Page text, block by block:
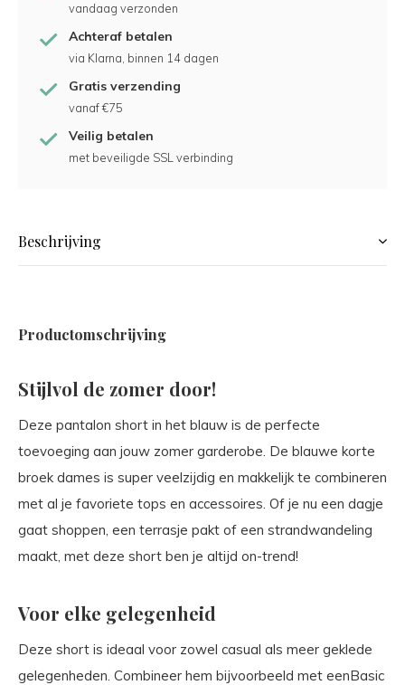
vandaag verzonden
Achteraf betalen
via Klarna, binnen 14 dagen
Gratis verzending
vanaf €75
Veilig betalen
met beveiligde SSL verbinding
Beschrijving
Productomschrijving
Stijlvol de zomer door!
Deze pantalon short in het blauw is de perfecte
toevoeging aan jouw zomer garderobe. De blauwe korte
broek dames is super veelzijdig en makkelijk te combineren
met al je favoriete tops en accessoires. Of je nu een dagje
gaat shoppen, een terrasje pakt of een strandwandeling
maakt, met deze short ben je altijd on-trend!
Voor elke gelegenheid
Deze short is ideaal voor zowel casual als meer geklede
gelegenheden. Combineer hem bijvoorbeeld met eenBasic